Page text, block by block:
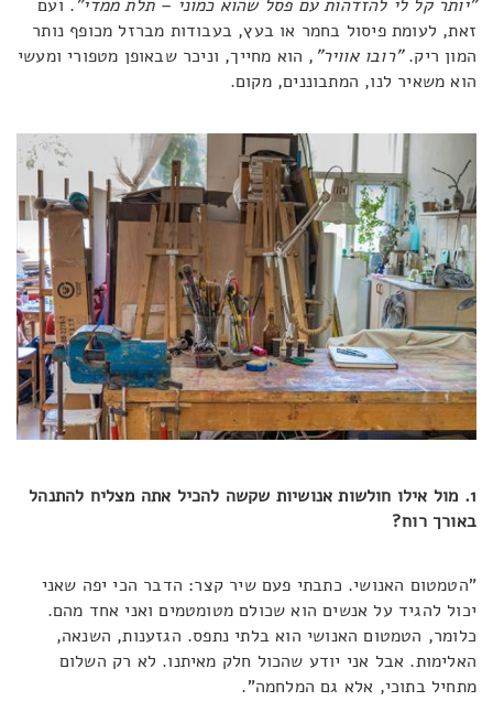
"יותר קל לי להזדהות עם פסל שהוא כמוני – תלת ממדי". ועם
זאת, לעומת פיסול בחמר או בעץ, בעבודות מברזל מכופף נותר
המון ריק."רובו אוויר", הוא מחייך, וניכר שבאופן מטפורי ומעשי
הוא משאיר לנו, המתבוננים, מקום.
1. מול אילו חולשות אנושיות שקשה להכיל אתה מצליח להתנהל
באורך רוח?
"הטמטום האנושי. כתבתי פעם שיר קצר: הדבר הכי יפה שאני
יכול להגיד על אנשים הוא שכולם מטומטמים ואני אחד מהם.
כלומר, הטמטום האנושי הוא בלתי נתפס. הגזענות, השנאה,
האלימות. אבל אני יודע שהכול חלק מאיתנו. לא רק השלום
מתחיל בתוכי, אלא גם המלחמה".